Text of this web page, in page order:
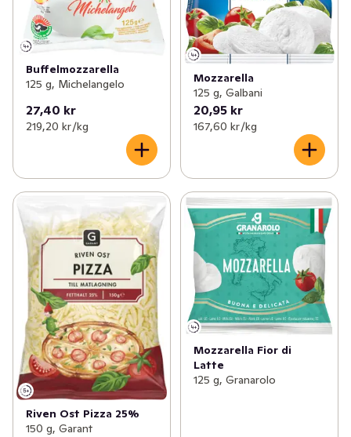
Buffelmozzarella
125 g, Michelangelo
27,40 kr
219,20 kr /kg
Mozzarella
125 g, Galbani
20,95 kr
167,60 kr /kg
Riven Ost Pizza 25%
150 g, Garant
Mozzarella Fior di
Latte
125 g, Granarolo